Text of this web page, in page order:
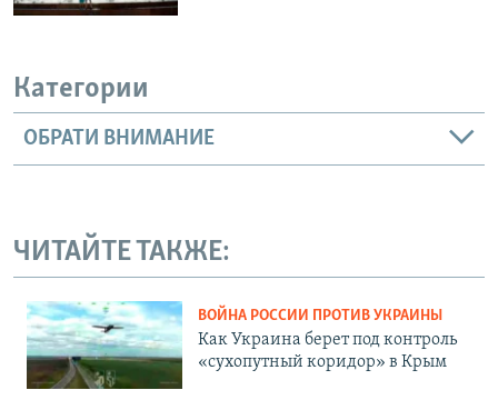
Категории
ОБРАТИ ВНИМАНИЕ
ЧИТАЙТЕ ТАКЖЕ:
ВОЙНА РОССИИ ПРОТИВ УКРАИНЫ
Как Украина берет под контроль
«сухопутный коридор» в Крым